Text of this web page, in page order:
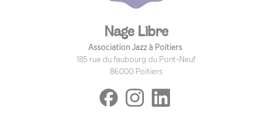
Nage Libre
Association Jazz à Poitiers
185 rue du faubourg du Pont-Neuf
86000 Poitiers